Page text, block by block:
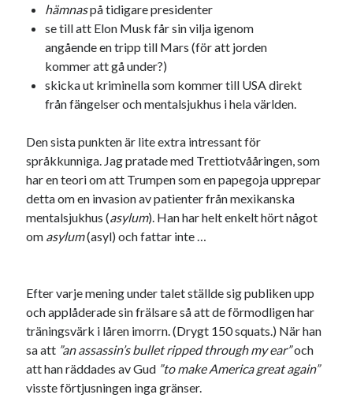
Dessa har något gemensamt
Fantastiskt välformulerad moderecensent
Onödiga citattecken
Dessa har något helt annat gemensamt
En amerikansk språkpolis
Fula biblioteksböcker
Bokstävlar & AI – mitt levebröd. Gå en kurs!
Den stora bloggläsarvärvsveckan
Godisbrödet från himlen
Köttfärslimpan på allas läppar
Länkskolan
Lotten som Sommarpratare (i fantasin alltså: grupp på FB)
hämnaspå tidigare presidenter
se till att Elon Musk får sin vilja igenom
angående en tripp till Mars (för att jorden
kommer att gå under?)
skicka ut kriminella som kommer till USA direkt
från fängelser och mentalsjukhus i hela världen.
Den sista punkten är lite extra intressant för
språkkunniga. Jag pratade med Trettiotvååringen, som
har en teori om att Trumpen som en papegoja upprepar
detta om en invasion av patienter från mexikanska
mentalsjukhus (asylum). Han har helt enkelt hört något
om asylum(asyl) och fattar inte …
Efter varje mening under talet ställde sig publiken upp
och applåderade sin frälsare så att de förmodligen har
träningsvärk i låren imorrn. (Drygt 150 squats.) När han
sa att ”an assassin’s bullet ripped through my ear”och
att han räddades av Gud ”to make America great again”
visste förtjusningen inga gränser.